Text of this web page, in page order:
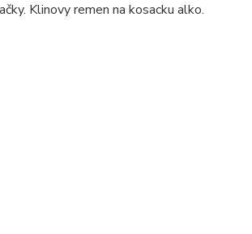
Klinovy remen na kosacku alko.